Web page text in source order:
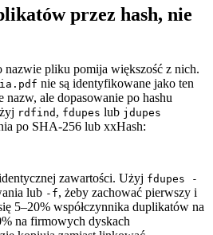
przez hash, nie
pliku pomija większość z nich.
nie są identyfikowane jako ten
nazw, ale dopasowanie po hashu
rdfind , fdupes lub jdupes
po SHA-256 lub xxHash:
zawartości. Użyj fdupes -
lub -f, żeby zachować pierwszy i
5–20% współczynnika duplikatów na
na firmowych dyskach